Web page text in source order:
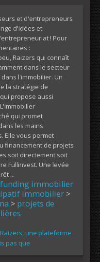
et d'entrepreneurs
d'idées et
! Pour
:
Raizers qui connaît
dans le secteur
l'immobilier. Un
la stratégie de
propose aussi
qui promet
les mains
Elle vous permet
financement de projets
soit directement soit
Fullinvest. Une levée
...
immobilier
immobilier >
> projets de
une plateforme
pas que